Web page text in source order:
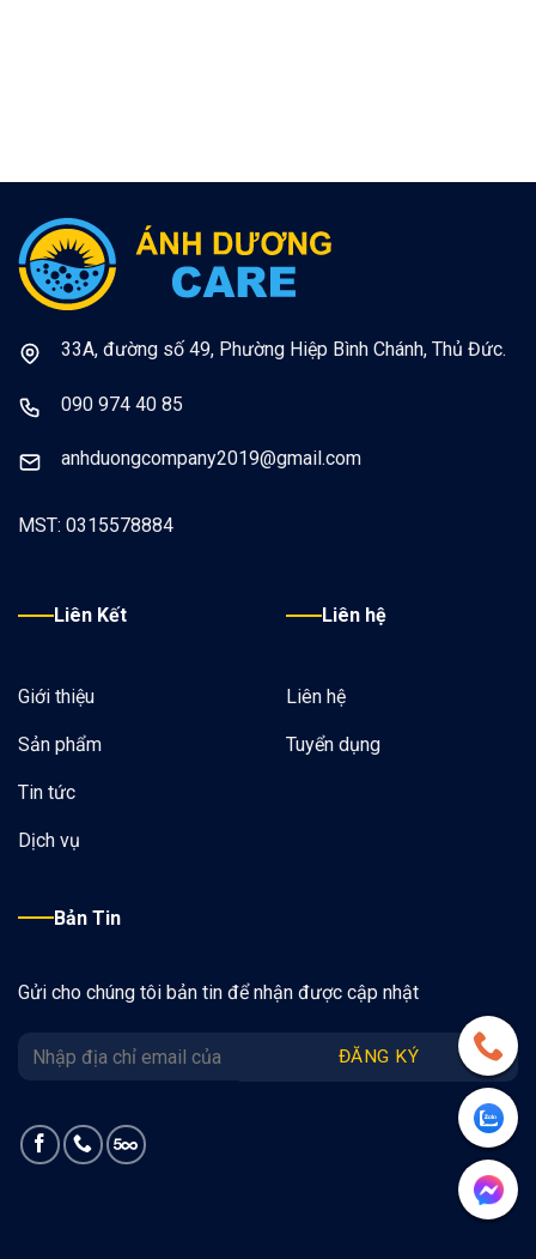
33A, đường số 49, Phường Hiệp Bình Chánh, Thủ Đức.
090 974 40 85
anhduongcompany2019@gmail.com
MST: 0315578884
Liên Kết
Giới thiệu
Sản phẩm
Tin tức
Dịch vụ
Liên hệ
Liên hệ
Tuyển dụng
Bản Tin
Gửi cho chúng tôi bản tin để nhận được cập nhật